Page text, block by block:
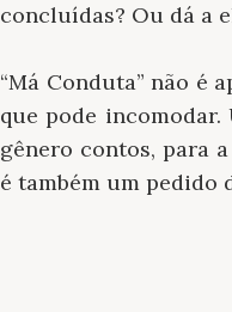
concluídas? Ou dá a
“Má Conduta” não é
que pode
gênero contos, para
é também um pedido